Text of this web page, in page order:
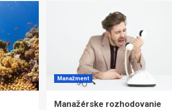
Manažment
Manažérske rozhodovanie